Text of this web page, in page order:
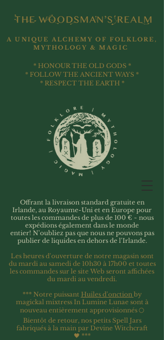
Offrant la livraison standard gratuite en
Irlande, au Royaume-Uni et en Europe pour
toutes les commandes de plus de 100 € ~ nous
expédions également dans le monde
entier! N'oubliez pas que nous ne pouvons pas
publier de liquides en dehors de l'Irlande.
Les heures d'ouverture de notre magasin sont
du mardi au samedi de 10h30 à 17h00 et toutes
les commandes sur le site Web seront affichées
du mardi au vendredi.
*** Notre puissant Huiles d'onction by
magickal mixtress In Lumine Lunae sont à
nouveau entièrement approvisionnés 🌕
Bientôt de retour, nos petits Spell Jars
fabriqués à la main par Devine Witchcraft
🖤 ***
A UNIQUE ALCHEMY OF FOLKLORE,
MYTHOLOGY & MAGIC
* HONOUR THE OLD GODS *
* FOLLOW THE ANCIENT WAYS *
* RESPECT THE EARTH *